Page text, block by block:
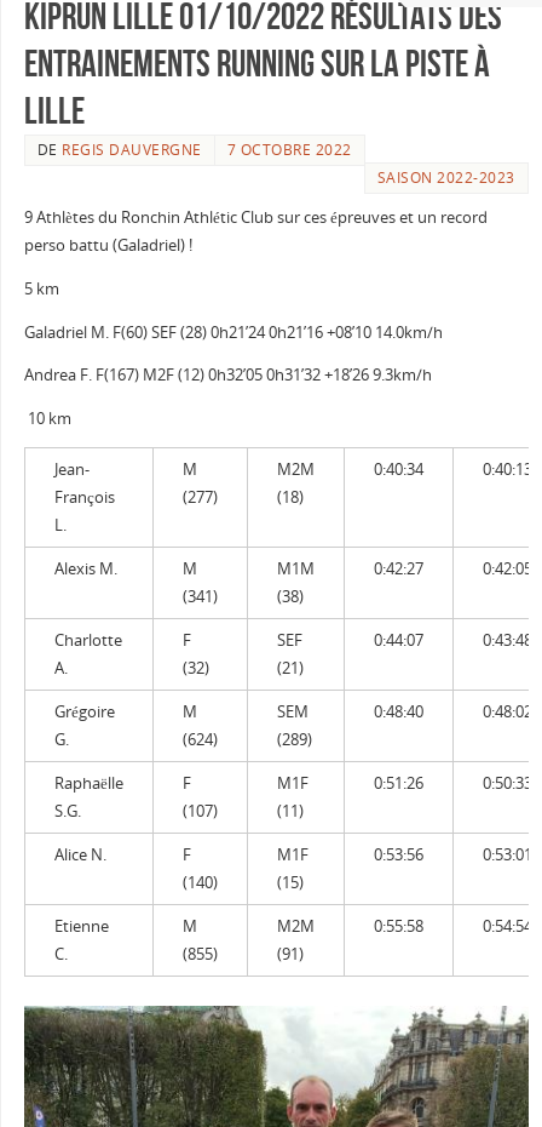
KIPRUN LILLE 01/10/2022 résultats des
entrainements running sur la piste à
LILLE
DE REGIS DAUVERGNE
7 OCTOBRE 2022
SAISON 2022-2023
9 Athlètes du Ronchin Athlétic Club sur ces épreuves et un record
perso battu (Galadriel) !
5 km
Galadriel M. F(60) SEF (28) 0h21’24 0h21’16 +08’10 14.0km/h
Andrea F. F(167) M2F (12) 0h32’05 0h31’32 +18’26 9.3km/h
10 km
Jean-
François
L.
M
(277)
M2M
(18)
0:40:34 0:40:13
Alexis M.
M
(341)
M1M
(38)
0:42:27 0:42:05
Charlotte
A.
F
(32)
SEF
(21)
0:44:07 0:43:48
Grégoire
G.
M
(624)
SEM
(289)
0:48:40 0:48:02
Raphaëlle
S.G.
F
(107)
M1F
(11)
0:51:26 0:50:33
Alice N.
F
(140)
M1F
(15)
0:53:56 0:53:01
Etienne
C.
M
(855)
M2M
(91)
0:55:58 0:54:54